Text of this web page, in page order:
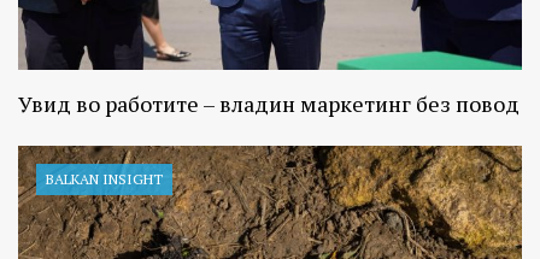
Увид во работите – владин маркетинг без повод
BALKAN INSIGHT